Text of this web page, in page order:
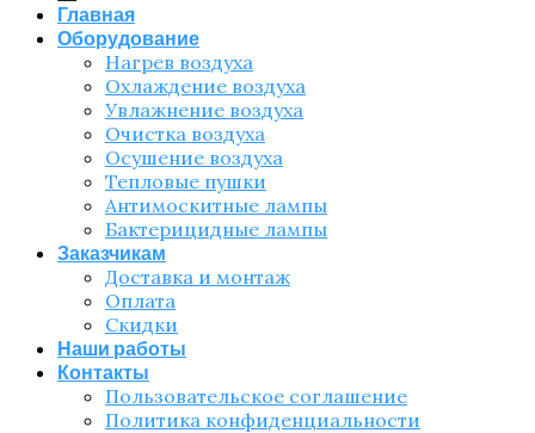
Главная
Оборудование
Нагрев воздуха
Охлаждение воздуха
Увлажнение воздуха
Очистка воздуха
Осушение воздуха
Тепловые пушки
Антимоскитные лампы
Бактерицидные лампы
Заказчикам
Доставка и монтаж
Оплата
Скидки
Наши работы
Контакты
Пользовательское соглашение
Политика конфиденциальности